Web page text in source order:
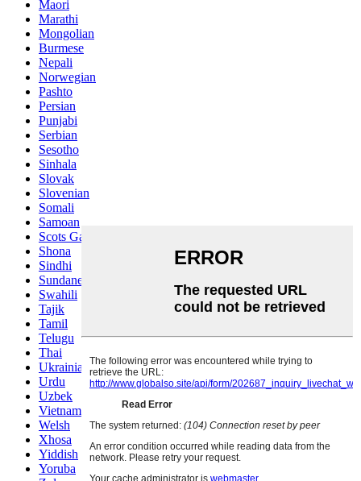
Maori
Marathi
Mongolian
Burmese
Nepali
Norwegian
Pashto
Persian
Punjabi
Serbian
Sesotho
Sinhala
Slovak
Slovenian
Somali
Samoan
Scots Gaelic
Shona
Sindhi
Sundanese
Swahili
Tajik
Tamil
Telugu
Thai
Ukrainian
Urdu
Uzbek
Vietnamese
Welsh
Xhosa
Yiddish
Yoruba